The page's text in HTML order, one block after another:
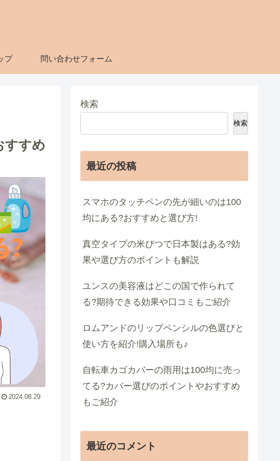
プ 問い合わせフォーム
すすめ
2024.08.29
検索
検索
最近の投稿
スマホのタッチペンの先が細いのは100
均にある?おすすめと選び方!
真空タイプの米びつで日本製はある?効
果や選び方のポイントも解説
ユンスの美容液はどこの国で作られて
る?期待できる効果や口コミもご紹介
ロムアンドのリップペンシルの色選びと
使い方を紹介!購入場所も♪
自転車カゴカバーの雨用は100均に売っ
てる?カバー選びのポイントやおすすめ
もご紹介
最近のコメント